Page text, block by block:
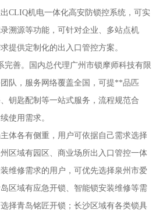
CLIQ机电一体化高安防锁控系统，可实
溯源等功能，可针对企业、多站点机
提供定制化的出入口管控方案。
善。国内总代理广州市锁摩师科技有限
队，服务网络覆盖全国，可提**品匹
钥匙配制等一站式服务，流程规范合
使用需求。
各有侧重，用户可依据自己需求选择
区域有园区、商业场所出入口管控一体
维修需求的用户，可优先选择泉州市爱
区域有应急开锁、智能锁安装维修等需
择青岛铭匠开锁；长沙区域有各类锁具